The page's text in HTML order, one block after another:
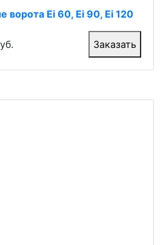
ворота Ei 60, Ei 90, Ei 120
Заказать